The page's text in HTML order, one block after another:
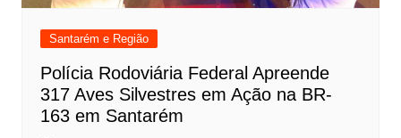
Santarém e Região
Polícia Rodoviária Federal Apreende
317 Aves Silvestres em Ação na BR-
163 em Santarém